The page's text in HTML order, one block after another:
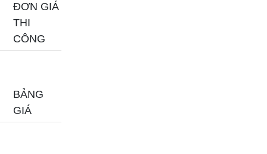
ĐƠN GIÁ
THI
CÔNG
BẢNG
GIÁ